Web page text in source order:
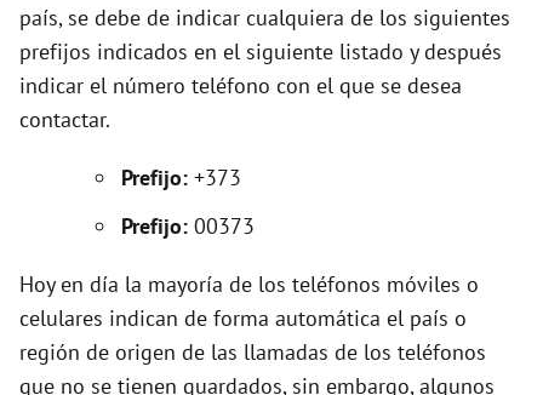
o
país, se debe de indicar cualquiera de los siguientes
prefijos indicados en el siguiente listado y después
indicar el número teléfono con el que se desea
contactar.
Prefijo: +373
Prefijo: 00373
Hoy en día la mayoría de los teléfonos móviles o
celulares indican de forma automática el país o
región de origen de las llamadas de los teléfonos
que no se tienen guardados, sin embargo, algunos